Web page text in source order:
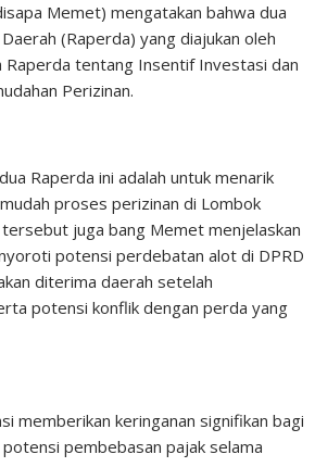
Memet) mengatakan bahwa dua
(Raperda) yang diajukan oleh
Raperda tentang Insentif Investasi dan
Perizinan.
Raperda ini adalah untuk menarik
proses perizinan di Lombok
juga bang Memet menjelaskan
potensi perdebatan alot di DPRD
diterima daerah setelah
potensi konflik dengan perda yang
memberikan keringanan signifikan bagi
pembebasan pajak selama